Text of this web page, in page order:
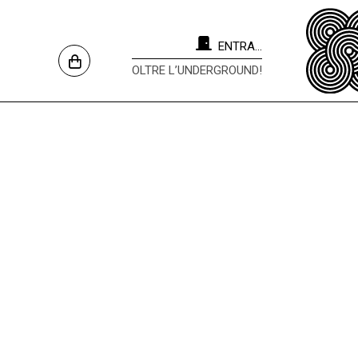
ENTRA...
OLTRE L’UNDERGROUND!